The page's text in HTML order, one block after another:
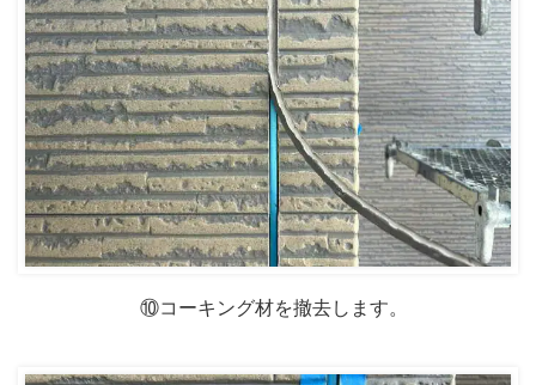
⑩コーキング材を撤去します。